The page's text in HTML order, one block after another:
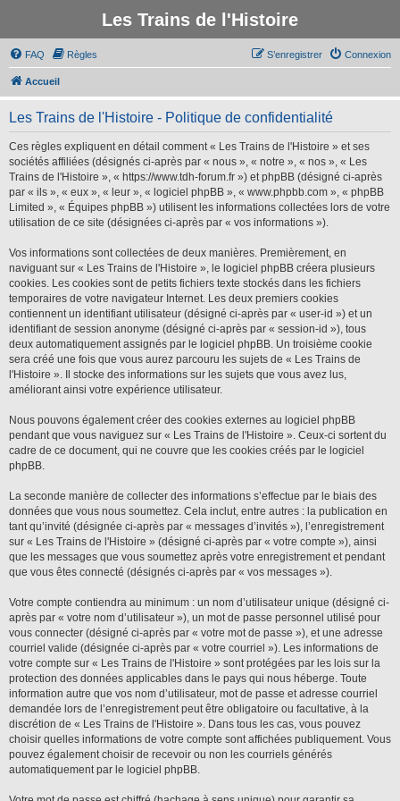
Les Trains de l'Histoire
FAQ Règles Connexion
S’enregistrer
Accueil
Les Trains de l'Histoire - Politique de confidentialité
Ces règles expliquent en détail comment « Les Trains de l'Histoire » et ses
sociétés affiliées (désignés ci-après par « nous », « notre », « nos », « Les
Trains de l'Histoire », « https://www.tdh-forum.fr ») et phpBB (désigné ci-après
par « ils », « eux », « leur », « logiciel phpBB », « www.phpbb.com », « phpBB
Limited », « Équipes phpBB ») utilisent les informations collectées lors de votre
utilisation de ce site (désignées ci-après par « vos informations »).
Vos informations sont collectées de deux manières. Premièrement, en
naviguant sur « Les Trains de l'Histoire », le logiciel phpBB créera plusieurs
cookies. Les cookies sont de petits fichiers texte stockés dans les fichiers
temporaires de votre navigateur Internet. Les deux premiers cookies
contiennent un identifiant utilisateur (désigné ci-après par « user-id ») et un
identifiant de session anonyme (désigné ci-après par « session-id »), tous
deux automatiquement assignés par le logiciel phpBB. Un troisième cookie
sera créé une fois que vous aurez parcouru les sujets de « Les Trains de
l'Histoire ». Il stocke des informations sur les sujets que vous avez lus,
améliorant ainsi votre expérience utilisateur.
Nous pouvons également créer des cookies externes au logiciel phpBB
pendant que vous naviguez sur « Les Trains de l'Histoire ». Ceux-ci sortent du
cadre de ce document, qui ne couvre que les cookies créés par le logiciel
phpBB.
La seconde manière de collecter des informations s’effectue par le biais des
données que vous nous soumettez. Cela inclut, entre autres : la publication en
tant qu’invité (désignée ci-après par « messages d’invités »), l’enregistrement
sur « Les Trains de l'Histoire » (désigné ci-après par « votre compte »), ainsi
que les messages que vous soumettez après votre enregistrement et pendant
que vous êtes connecté (désignés ci-après par « vos messages »).
Votre compte contiendra au minimum : un nom d’utilisateur unique (désigné ci-
après par « votre nom d’utilisateur »), un mot de passe personnel utilisé pour
vous connecter (désigné ci-après par « votre mot de passe »), et une adresse
courriel valide (désignée ci-après par « votre courriel »). Les informations de
votre compte sur « Les Trains de l'Histoire » sont protégées par les lois sur la
protection des données applicables dans le pays qui nous héberge. Toute
information autre que vos nom d’utilisateur, mot de passe et adresse courriel
demandée lors de l’enregistrement peut être obligatoire ou facultative, à la
discrétion de « Les Trains de l'Histoire ». Dans tous les cas, vous pouvez
choisir quelles informations de votre compte sont affichées publiquement. Vous
pouvez également choisir de recevoir ou non les courriels générés
automatiquement par le logiciel phpBB.